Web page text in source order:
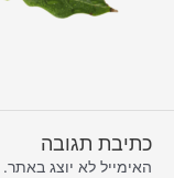
כתיבת תגובה
האימייל לא יוצג באתר.